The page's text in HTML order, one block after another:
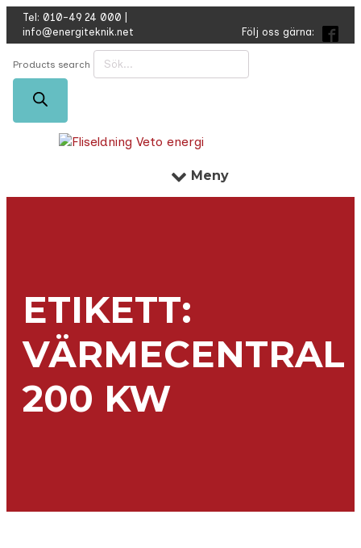
Tel: 010-49 24 000
info@energiteknik.net
Följ oss gärna:
Products search
Meny
ETIKETT:
VÄRMECENTRAL
200 KW